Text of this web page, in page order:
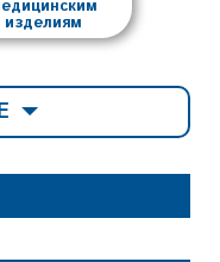
изделиям